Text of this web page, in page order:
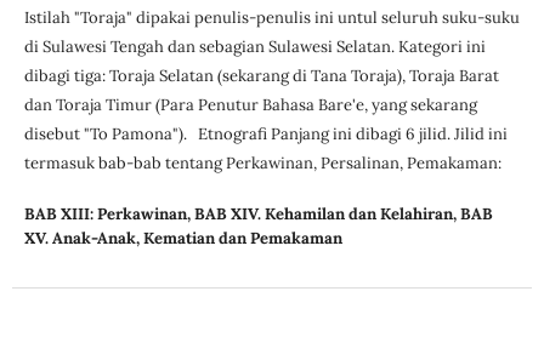
Istilah "Toraja" dipakai penulis-penulis ini untul seluruh suku-suku
di Sulawesi Tengah dan sebagian Sulawesi Selatan. Kategori ini
dibagi tiga: Toraja Selatan (sekarang di Tana Toraja), Toraja Barat
dan Toraja Timur (Para Penutur Bahasa Bare'e, yang sekarang
disebut "To Pamona"). Etnografi Panjang ini dibagi 6 jilid. Jilid ini
termasuk bab-bab tentang Perkawinan, Persalinan, Pemakaman:
BAB XIII: Perkawinan,BAB XIV. Kehamilan dan Kelahiran,BAB
XV. Anak-Anak,Kematian dan Pemakaman